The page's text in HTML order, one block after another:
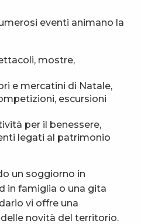
eventi animano la
mostre,
e mercatini di Natale,
escursioni
per il benessere,
legati al patrimonio
un soggiorno in
in famiglia o una gita
vi offre una
novità del territorio.